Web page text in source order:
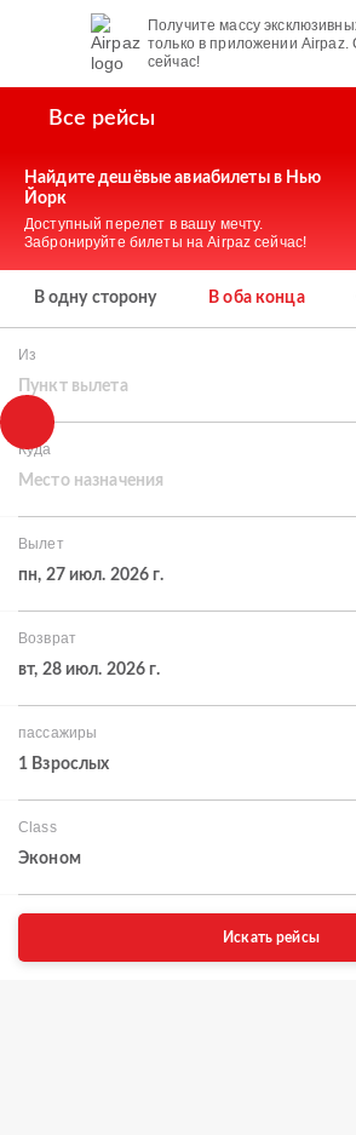
Получите массу
только в приложении Airpaz.
сейчас!
Все рейсы
Найдите дешёвые авиабилеты в Нью
Йорк
Доступный перелет в вашу мечту.
Забронируйте билеты на Airpaz сейчас!
В одну сторону В оба конца
Из
Пункт вылета
Куда
Место назначения
Вылет
пн, 27 июл. 2026 г.
Возврат
вт, 28 июл. 2026 г.
пассажиры
1 Взрослых
Class
Эконом
Искать рейсы